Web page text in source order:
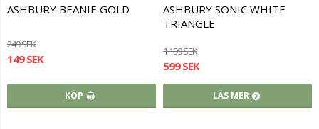
ASHBURY BEANIE GOLD
249 SEK
149 SEK
KÖP
ASHBURY SONIC WHITE
TRIANGLE
1 199 SEK
599 SEK
LÄS MER